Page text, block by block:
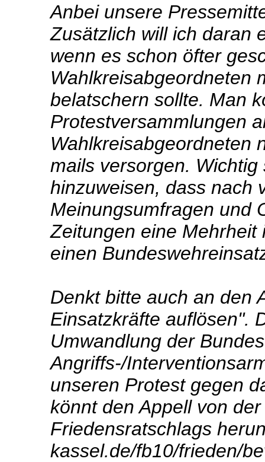
Anbei unsere
Zusätzlich will ich daran
wenn es schon öfter
Wahlkreisabgeordneten
belatschern sollte. Man
Protestversammlungen
Wahlkreisabgeordneten
mails versorgen.
hinzuweisen, dass nach
Meinungsumfragen und
Zeitungen eine
einen
Denkt bitte auch an den
Einsatzkräfte auflösen".
Umwandlung der
Angriffs-/
unseren Protest gegen
könnt den Appell von
Friedensratschlags
kassel.de/fb10/frieden/